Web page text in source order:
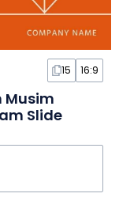
15 16:9
Musim
Slide